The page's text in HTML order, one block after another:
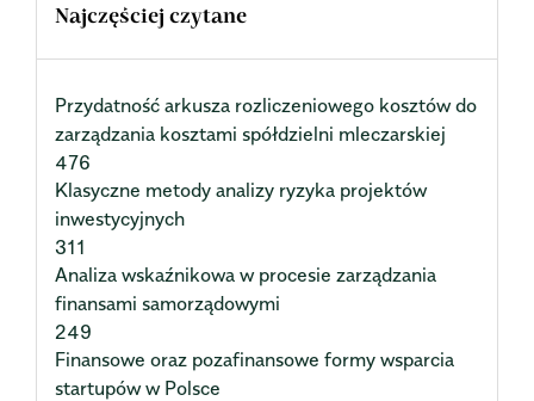
Najczęściej czytane
Przydatność arkusza rozliczeniowego kosztów do
zarządzania kosztami spółdzielni mleczarskiej
476
Klasyczne metody analizy ryzyka projektów
inwestycyjnych
311
Analiza wskaźnikowa w procesie zarządzania
finansami samorządowymi
249
Finansowe oraz pozafinansowe formy wsparcia
startupów w Polsce